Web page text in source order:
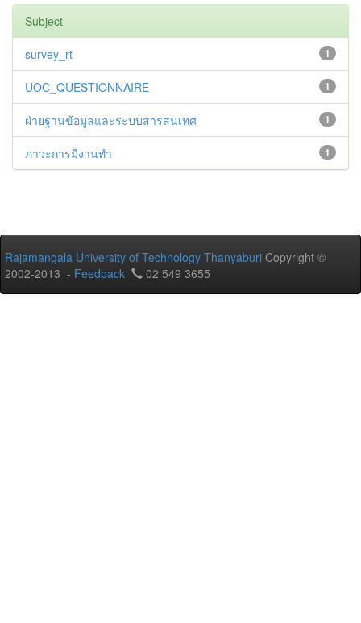
Subject
1
survey_rt
1
UOC_QUESTIONNAIRE
1
ฝ่ายฐานข้อมูลและระบบสารสนเทศ
1
ภาวะการมีงานทำ
Rajamangala University of Technology Thanyaburi Copyright ©
2002-2013 - Feedback 02 549 3655